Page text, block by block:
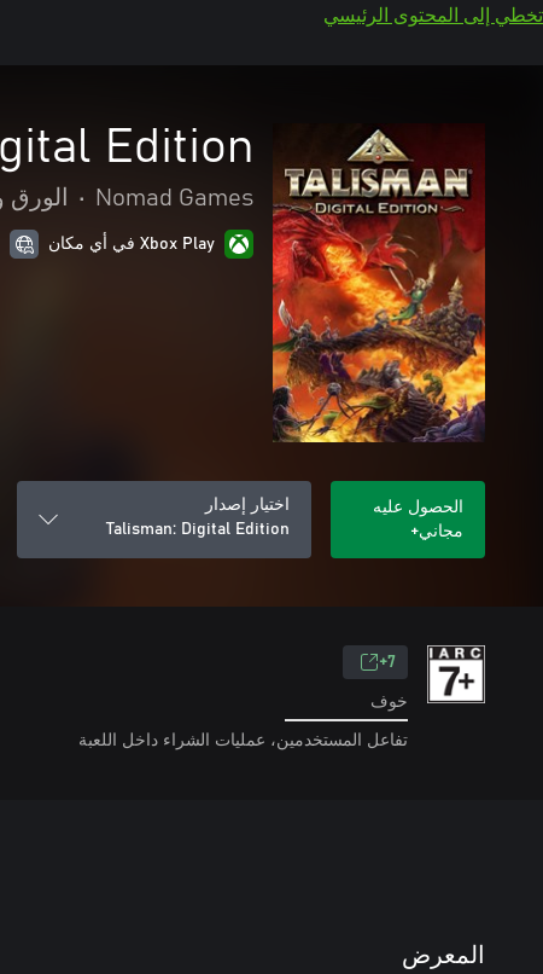
تخطي إلى المحتوى الرئيسي
Edition
Nomad Games
• الورق
Xbox Play في أي مكان
الحصول عليه
مجاني+
اختيار إصدار
Talisman: Digital Edition
7+
خوف
تفاعل المستخدمين، عمليات الشراء داخل اللعبة
المعرض